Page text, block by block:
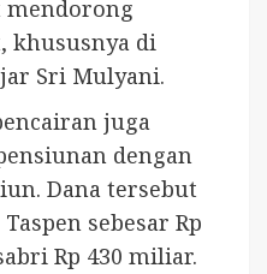
mendorong
khususnya di
Sri Mulyani.
juga
dengan
Dana tersebut
sebesar Rp
Rp 430 miliar.